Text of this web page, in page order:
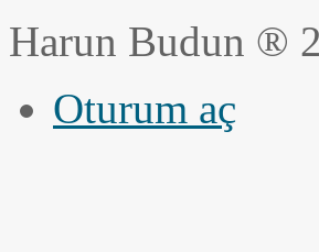
Harun Budun ®
Oturum aç